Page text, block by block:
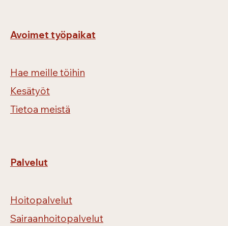
Avoimet työpaikat
Hae meille töihin
Kesätyöt
Tietoa meistä
Palvelut
Hoitopalvelut
Sairaanhoitopalvelut